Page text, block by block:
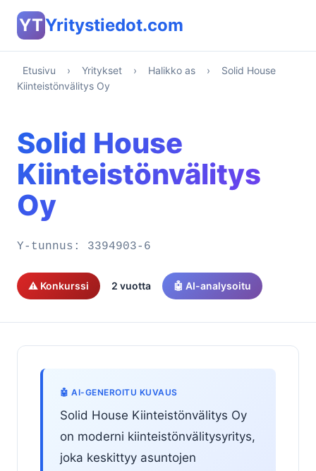
YTYritystiedot.com
Etusivu › Yritykset › Halikko as ›
Solid House
Kiinteistönvälitys Oy
Solid House
Kiinteistönvälitys
Oy
Y-tunnus: 3394903-6
⚠️ Konkurssi 2 vuotta 🤖 AI-analysoitu
🤖 AI-GENEROITU KUVAUS
Solid House Kiinteistönvälitys Oy
on moderni kiinteistönvälitysyritys,
joka keskittyy asuntojen